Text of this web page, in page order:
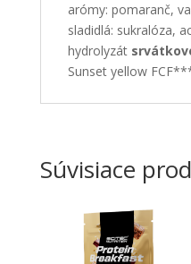
arómy: pomaranč,
sladidlá: sukralóza,
hydrolyzát
Sunset yellow
Súvisiace